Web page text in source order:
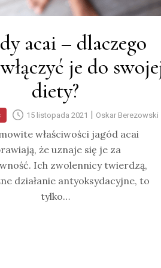
acai – dlaczego
je do
diety?
15 listopada 2021 | Oskar Berezowski
właściwości jagód acai
że uznaje się je za
Ich zwolennicy twierdzą,
działanie antyoksydacyjne, to
tylko…